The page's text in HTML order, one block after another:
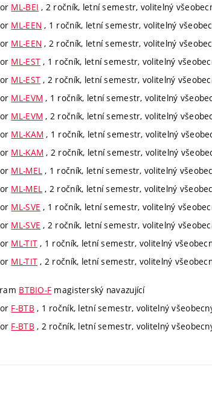
ML-BEI , 2 ročník, letní semestr, volitelný
ML-EEN , 1 ročník, letní semestr, volitelný
ML-EEN , 2 ročník, letní semestr, volitelný
ML-EST , 1 ročník, letní semestr, volitelný
ML-EST , 2 ročník, letní semestr, volitelný
ML-EVM , 1 ročník, letní semestr, volitelný
ML-EVM , 2 ročník, letní semestr, volitelný
ML-KAM , 1 ročník, letní semestr, volitelný
ML-KAM , 2 ročník, letní semestr, volitelný
ML-MEL , 1 ročník, letní semestr, volitelný
ML-MEL , 2 ročník, letní semestr, volitelný
ML-SVE , 1 ročník, letní semestr, volitelný
ML-SVE , 2 ročník, letní semestr, volitelný
ML-TIT , 1 ročník, letní semestr, volitelný
ML-TIT , 2 ročník, letní semestr, volitelný
BTBIO-F magisterský navazující
F-BTB , 1 ročník, letní semestr, volitelný
F-BTB , 2 ročník, letní semestr, volitelný